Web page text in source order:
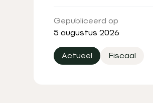
Gepubliceerd op
5 augustus 2026
Actueel Fiscaal